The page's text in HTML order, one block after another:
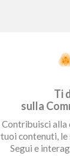
Ti
sulla
Contribuisci alla
tuoi contenuti, le
Segui e